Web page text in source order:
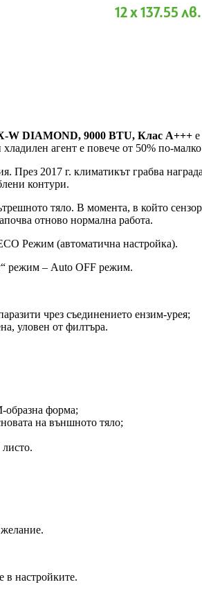
BTU,
12 x 137.55 лв.
W DIAMOND, 9000 BTU, Клас A+++
агент е повече от 50% по-
През 2017 г. климатикът грабва
контури.
тяло. В момента, в който
отново нормална работа.
Режим (автоматична настройка).
режим – Auto OFF режим.
чрез съединението ензим-урея;
уловен от филтъра.
образна форма;
на външното тяло;
в настройките.